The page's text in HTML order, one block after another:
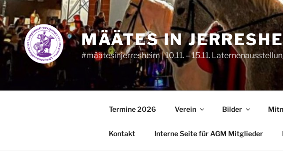
Zum
Inhalt
springen
MÄÄTES IN
#määtesinjerresheim | 10.11. – 15.11.
Termine 2026 Verein Bilder
Kontakt Interne Seite für AGM Mitglieder